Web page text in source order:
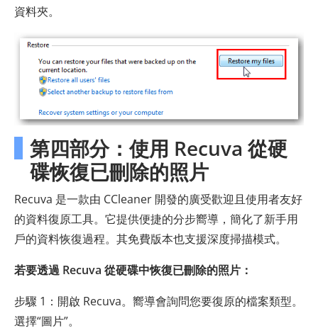
資料夾。
第四部分：使用 Recuva 從硬
碟恢復已刪除的照片
Recuva 是一款由 CCleaner 開發的廣受歡迎且使用者友好
的資料復原工具。它提供便捷的分步嚮導，簡化了新手用
戶的資料恢復過程。其免費版本也支援深度掃描模式。
若要透過 Recuva 從硬碟中恢復已刪除的照片：
步驟 1：開啟 Recuva。嚮導會詢問您要復原的檔案類型。
選擇“圖片”。